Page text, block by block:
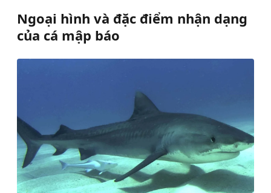
Ngoại hình và đặc điểm nhận dạng
của cá mập báo